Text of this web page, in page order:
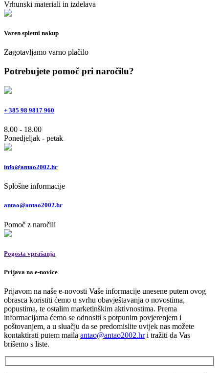
Vrhunski materiali in izdelava
Varen spletni nakup
Zagotavljamo varno plačilo
Potrebujete pomoč pri naročilu?
+ 385 98 9817 960
8.00 - 18.00
Ponedjeljak - petak
info@antao2002.hr
Splošne informacije
antao@antao2002.hr
Pomoč z naročili
Pogosta vprašanja
Prijava na e-novice
Prijavom na naše e-novosti Vaše informacije unesene putem ovog
obrasca koristiti ćemo u svrhu obavještavanja o novostima,
popustima, te ostalim marketinškim aktivnostima. Prema
informacijama ćemo se odnositi s potpunim povjerenjem i
poštovanjem, a u sluačju da se predomislite uvijek nas možete
kontaktirati putem maila antao@antao2002.hri tražiti da Vas
brišemo s liste.